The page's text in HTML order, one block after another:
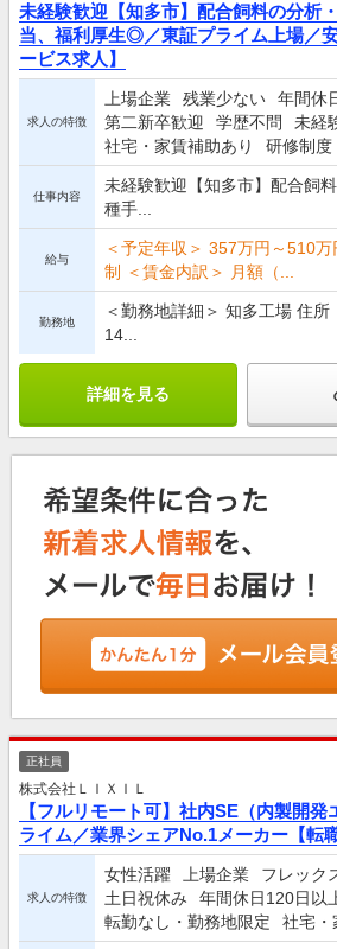
未経験歓迎【知多市】配合飼料の分析
当、福利厚生◎／東証プライム上場／
ービス求人】
求人の特徴
上場企業 残業少ない
年間休
第二新卒歓迎
学歴不問
未経
社宅・家賃補助あり
研修制度
仕事内容
未経験歓迎【知多市】配合飼
種手...
給与
＜予定年収＞ 357万円～510
制 ＜賃金内訳＞ 月額（...
勤務地
＜勤務地詳細＞ 知多工場 住
14...
詳細を見る
正社員
株式会社ＬＩＸＩＬ
【フルリモート可】社内SE（内製開
ライム／業界シェアNo.1メーカー【転
求人の特徴
女性活躍 上場企業 フレック
土日祝休み
年間休日120日以
転勤なし・勤務地限定
社宅・